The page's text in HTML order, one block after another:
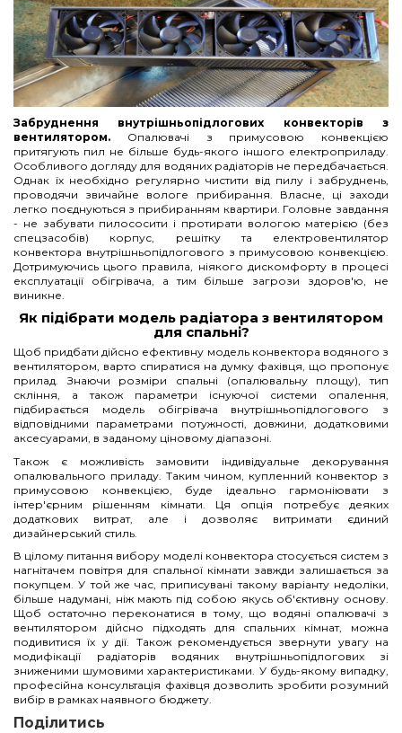
Забруднення внутрішньопідлогових конвекторів з
вентилятором. Опалювачі з примусовою конвекцією
притягують пил не більше будь-якого іншого електроприладу.
Особливого догляду для водяних радіаторів не передбачається.
Однак їх необхідно регулярно чистити від пилу і забруднень,
проводячи звичайне вологе прибирання. Власне, ці заходи
легко поєднуються з прибиранням квартири. Головне завдання
- не забувати пилососити і протирати вологою матерією (без
спецзасобів) корпус, решітку та електровентилятор
конвектора внутрішньопідлогового з примусовою конвекцією.
Дотримуючись цього правила, ніякого дискомфорту в процесі
експлуатації обігрівача, а тим більше загрози здоров'ю, не
виникне.
Як підібрати модель радіатора з вентилятором
для спальні?
Щоб придбати дійсно ефективну модель конвектора водяного з
вентилятором, варто спиратися на думку фахівця, що пропонує
прилад. Знаючи розміри спальні (опалювальну площу), тип
скління, а також параметри існуючої системи опалення,
підбирається модель обігрівача внутрішньопідлогового з
відповідними параметрами потужності, довжини, додатковими
аксесуарами, в заданому ціновому діапазоні.
Також є можливість замовити індивідуальне декорування
опалювального приладу. Таким чином, купленний конвектор з
примусовою конвекцією, буде ідеально гармоніювати з
інтер'єрним рішенням кімнати. Ця опція потребує деяких
додаткових витрат, але і дозволяє витримати єдиний
дизайнерський стиль.
В цілому питання вибору моделі конвектора стосується систем з
нагнітачем повітря для спальної кімнати завжди залишається за
покупцем. У той же час, приписувані такому варіанту недоліки,
більше надумані, ніж мають під собою якусь об'єктивну основу.
Щоб остаточно переконатися в тому, що водяні опалювачі з
вентилятором дійсно підходять для спальних кімнат, можна
подивитися їх у дії. Також рекомендується звернути увагу на
модифікації радіаторів водяних внутрішньопідлогових зі
зниженими шумовими характеристиками. У будь-якому випадку,
професійна консультація фахівця дозволить зробити розумний
вибір в рамках наявного бюджету.
Поділитись